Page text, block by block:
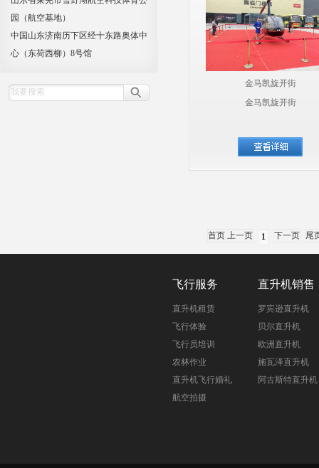
园（航空基地）
中国山东济南历下区经十东路奥体中
心（东荷西柳）8号馆
金马凯旋开街
金马凯旋开街
首页 上一页 1 下一页 尾
飞行服务
直升机租赁
飞行体验
飞行员培训
农林作业
直升机飞行婚礼
航空拍摄
直升机销售
罗宾逊直升机
贝尔直升机
欧洲直升机
施瓦泽直升机
阿古斯特直升机